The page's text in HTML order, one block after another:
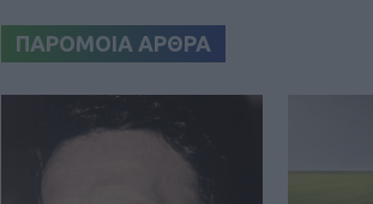
ΠΑΡΟΜΟΙΑ ΑΡΘΡΑ